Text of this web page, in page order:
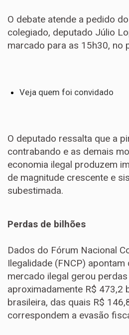
O debate atende a pedido
colegiado, deputado Júlio
marcado para as 15h30, no
Veja quem foi convidado
O deputado ressalta que a
contrabando e as demais
economia ilegal produzem
de magnitude crescente e
subestimada.
Perdas de bilhões
Dados do Fórum Nacional
Ilegalidade (FNCP) apontam
mercado ilegal gerou
aproximadamente R$ 473,2
brasileira, das quais R$
correspondem a evasão